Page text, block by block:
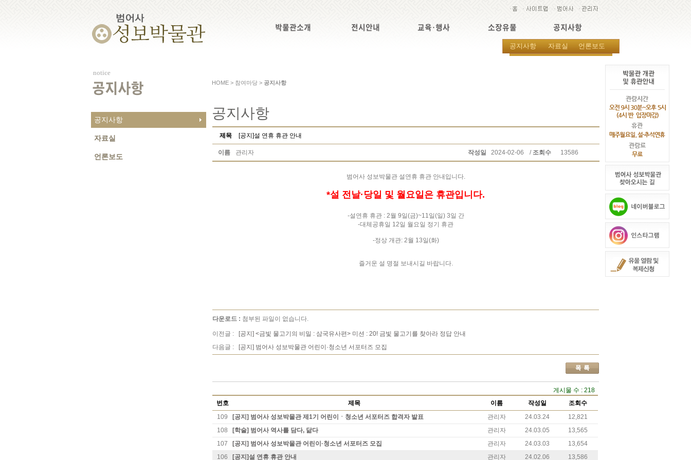
박물관소개 전시안내 교육·행사 소장유물 공지사항
공지사항 자료실 언론보도
notice
공지사항
공지사항
자료실
언론보도
HOME > 참여마당 > 공지사항
공지사항
제목 [공지]설 연휴 휴관 안내
이름 관리자 작성일 2024-02-06 / 조회수 13586
범어사 성보박물관 설연휴 휴관 안내입니다.
*설 전날·당일 및 월요일은 휴관입니다.
-설연휴 휴관 : 2월 9일(금)~11일(일) 3일 간
-대체공휴일 12일 월요일 정기 휴관
-정상 개관: 2월 13일(화)
즐거운 설 명절 보내시길 바랍니다.
다운로드 : 첨부된 파일이 없습니다.
이전글 :
[공지] <금빛 물고기의 비밀 : 삼국유사편> 미션 : 20! 금빛 물고기를 찾아라 정답 안내
다음글 :
[공지] 범어사 성보박물관 어린이·청소년 서포터즈 모집
게시물 수 : 218
번호
제목 이름 작성일
조회수
109
[공지] 범어사 성보박물관 제1기 어린이ㆍ청소년 서포터즈 합격자 발표 관리자 24.03.24
12,821
108
[학술] 범어사 역사를 담다, 닮다 관리자 24.03.05
13,565
107
[공지] 범어사 성보박물관 어린이·청소년 서포터즈 모집 관리자 24.03.03
13,654
106
[공지]설 연휴 휴관 안내 관리자 24.02.06 13,586